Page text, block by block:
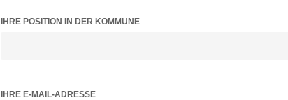
IHRE POSITION IN DER KOMMUNE
IHRE E-MAIL-ADRESSE